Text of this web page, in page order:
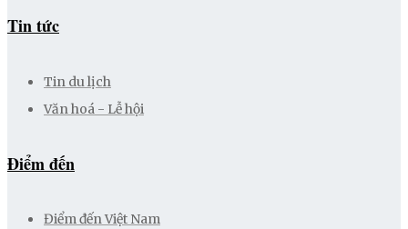
Tin tức
Tin du lịch
Văn hoá - Lễ hội
Điểm đến
Điểm đến Việt Nam